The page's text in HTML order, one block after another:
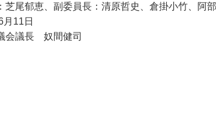
芝尾郁恵、副委員長：清原哲史、倉掛小竹、阿
月11日
会議長 奴間健司